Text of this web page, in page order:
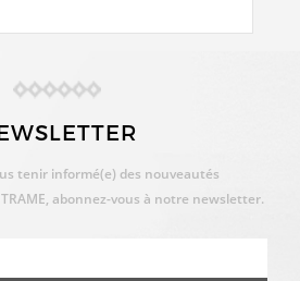
tenir informé(e) des nouveautés
abonnez-vous à notre newsletter.